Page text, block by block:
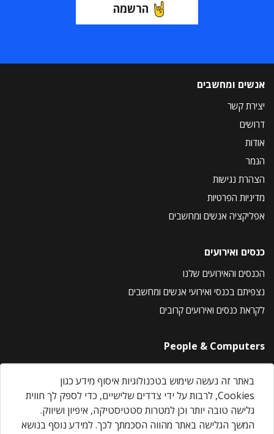
הרשמה
אנשים ומחשבים
יצירת קשר
דרושים
אודות
הנמר
הצהרת נגישות
מדיניות הפרטיות
אפליקציה אנשים ומחשבים
כנסים ואירועים
הכנסים והאירועים שלנו
נצפיתם בכנסי ואירועי אנשים ומחשבים
לקראת כנסים ואירועים קרובים
People & Computers
About Us
Privacy Policy
Contact Us
Our Events
באתר זה נעשה שימוש בטכנולוגיות איסוף מידע כגון
Cookies, לרבות על ידי צדדים שלישיים, כדי לספק לך חווית
גלישה טובה יותר וכן למטרות סטטיסטיקה, איפיון ושיווק.
המשך הגלישה באתר מהווה הסכמתך לכך. למידע נוסף בנושא